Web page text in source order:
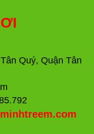
Quý, Quận Tân